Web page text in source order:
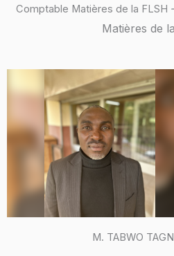
Comptable Matières de la FLSH
Matières de
M. TABWO